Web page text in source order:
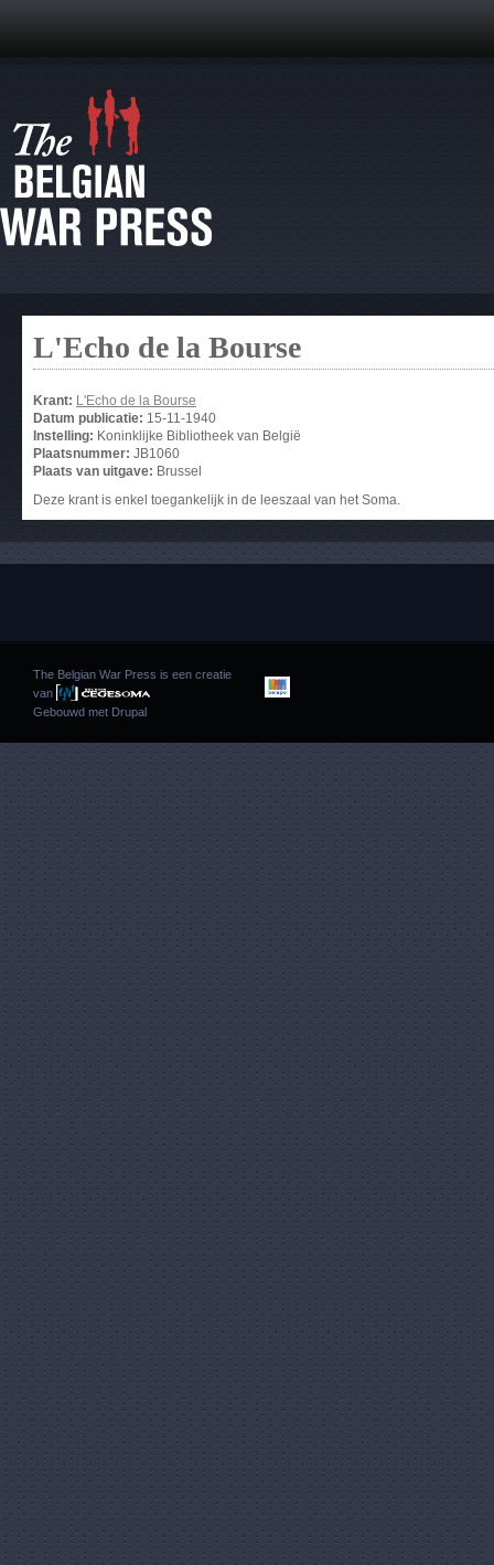
L'Echo de la Bourse
Krant: L'Echo de la Bourse
Datum publicatie: 15-11-1940
Instelling: Koninklijke Bibliotheek van België
Plaatsnummer: JB1060
Plaats van uitgave: Brussel
Deze krant is enkel toegankelijk in de leeszaal van het Soma.
The Belgian War Press is een creatie
van
Gebouwd met Drupal